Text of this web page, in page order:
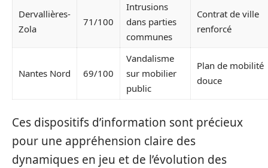
Dervallières-
Zola
71/100
Intrusions
dans parties
communes
Contrat de ville
renforcé
Nantes Nord 69/100
Vandalisme
sur mobilier
public
Plan de mobilité
douce
Ces dispositifs d’information sont précieux
pour une appréhension claire des
dynamiques en jeu et de l’évolution des